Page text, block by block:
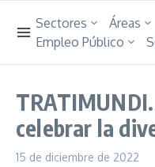
Sectores Áreas
Empleo Público
celebrar la
15 de diciembre de 2022